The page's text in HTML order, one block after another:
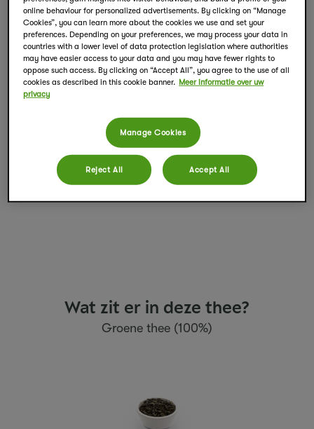
wie houdt van een zuivere, ongecompliceerde
thee, perfect voor een rustig moment voor jezelf,
op elk moment van de dag.
Wat zit er in deze thee?
Groene thee (100%)
online behaviour for personalized advertisements. By clicking on “Manage
Cookies”, you can learn more about the cookies we use and set your
preferences. Depending on your preferences, we may process your data in
countries with a lower level of data protection legislation where authorities
may have easier access to your data and you may have fewer rights to
oppose such access. By clicking on “Accept All”, you agree to the use of all
cookies as described in this cookie banner. Meer informatie over uw
privacy
Manage Cookies
Reject All Accept All